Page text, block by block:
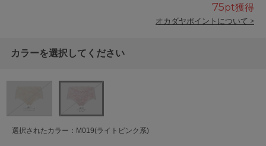
75pt獲得
オカダヤポイントについて >
カラーを選択してください
選択されたカラー：M019(ライトピンク系)